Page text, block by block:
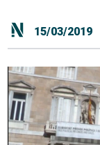
15/03/2019